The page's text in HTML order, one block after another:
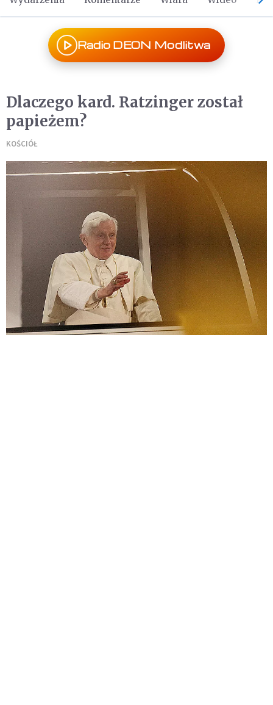
Radio DEON Modlitwa
Dlaczego kard. Ratzinger został
papieżem?
KOŚCIÓŁ